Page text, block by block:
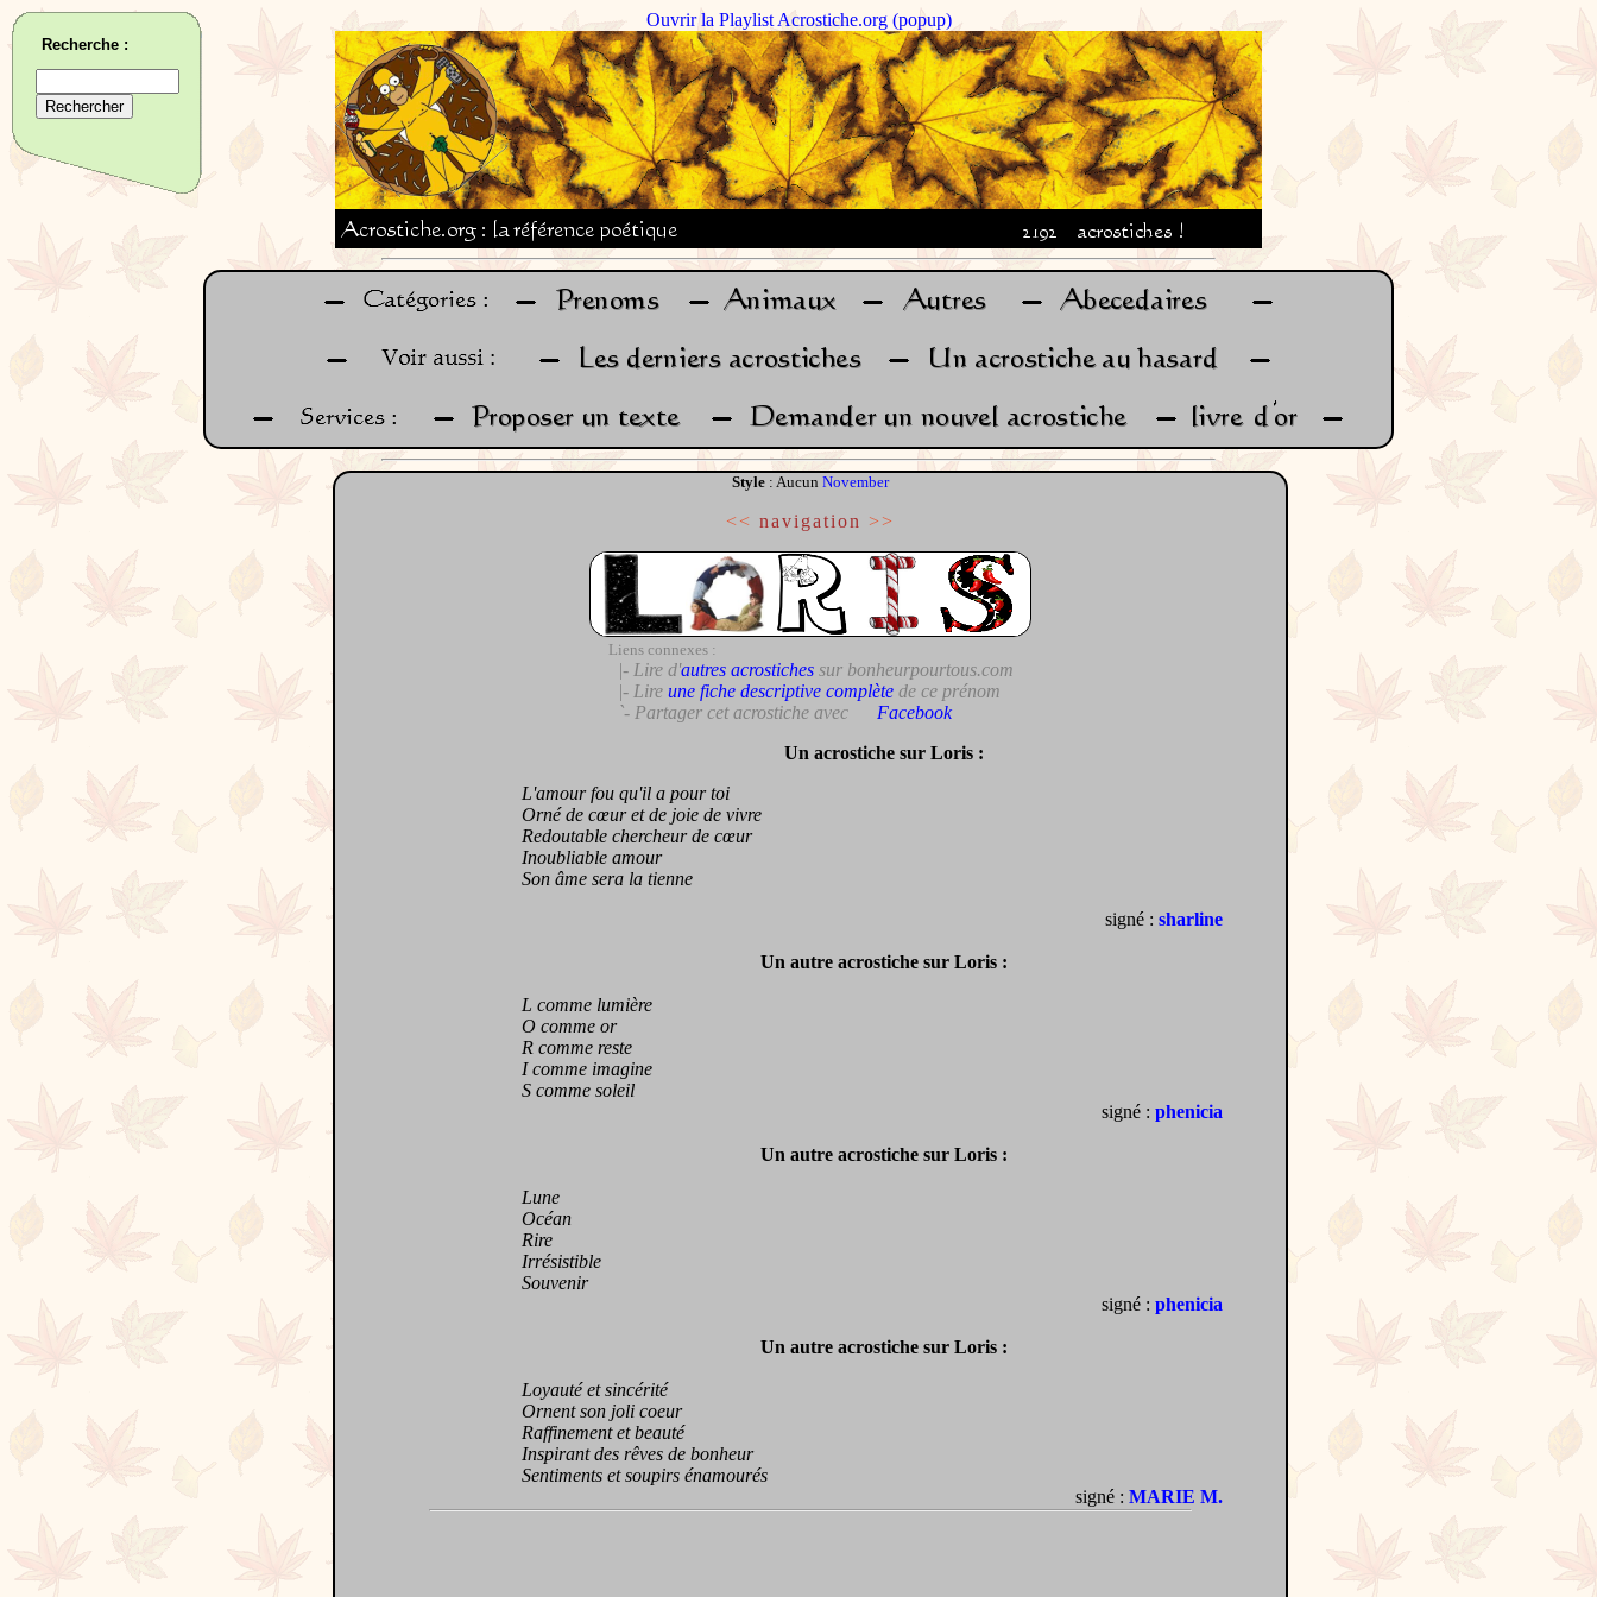
Ouvrir la Playlist Acrostiche.org (popup)
Style : Aucun November
<< navigation >>
Liens connexes :
|- Lire d'autres acrostichessur bonheurpourtous.com
|- Lire une fiche descriptive complètede ce prénom
`- Partager cet acrostiche avec
Facebook
Un acrostiche sur Loris :
L'amour fou qu'il a pour toi
Orné de cœur et de joie de vivre
Redoutable chercheur de cœur
Inoubliable amour
Son âme sera la tienne
signé : sharline
Un autre acrostiche sur Loris :
L comme lumière
O comme or
R comme reste
I comme imagine
S comme soleil
signé : phenicia
Un autre acrostiche sur Loris :
Lune
Océan
Rire
Irrésistible
Souvenir
signé : phenicia
Un autre acrostiche sur Loris :
Loyauté et sincérité
Ornent son joli coeur
Raffinement et beauté
Inspirant des rêves de bonheur
Sentiments et soupirs énamourés
signé : MARIE M.
Recherche :